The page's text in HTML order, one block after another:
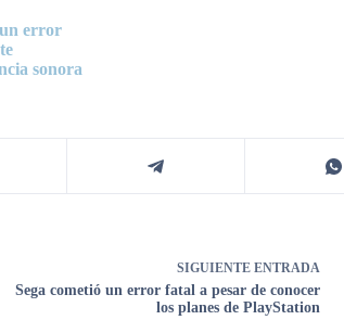
error
sonora
SIGUIENTEENTRADA
Sega cometió un error fatal a pesar de conocer
los planes de PlayStation